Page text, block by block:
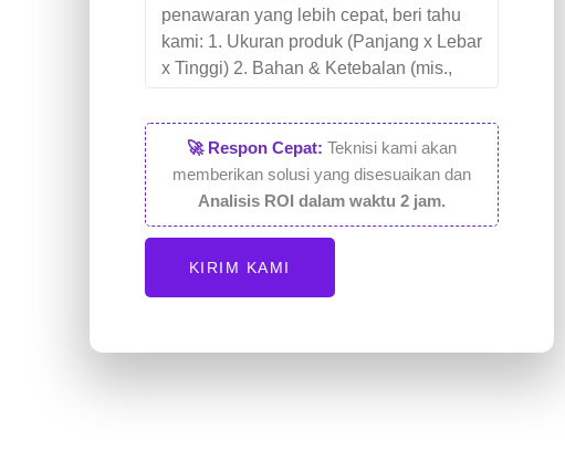
🚀 Respon Cepat: Teknisi kami akan
memberikan solusi yang disesuaikan dan
Analisis ROI dalam waktu 2 jam.
KIRIM KAMI